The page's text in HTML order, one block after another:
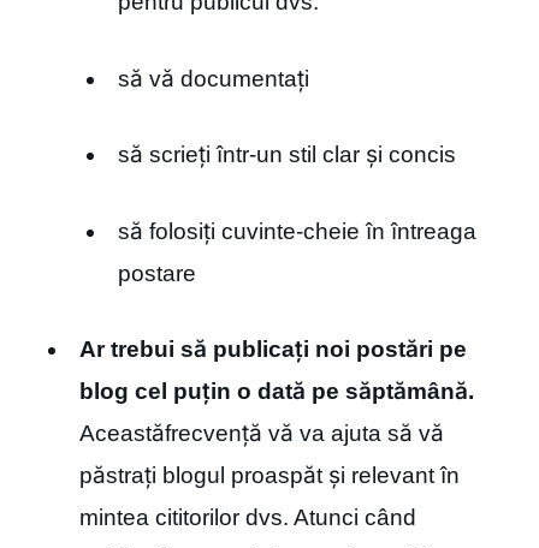
să vă documentați
să scrieți într-un stil clar și concis
să folosiți cuvinte-cheie în întreaga
postare
Ar trebui să publicați noi postări pe
blog cel puțin o dată pe săptămână.
Aceastăfrecvență vă va ajuta să vă
păstrați blogul proaspăt și relevant în
mintea cititorilor dvs. Atunci când